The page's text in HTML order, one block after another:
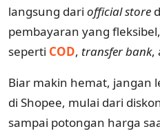
langsung dari officialstore
pembayaran yang fleksibel,
seperti COD, transferbank,
Biar makin hemat, jangan
di Shopee, mulai dari
sampai potongan harga